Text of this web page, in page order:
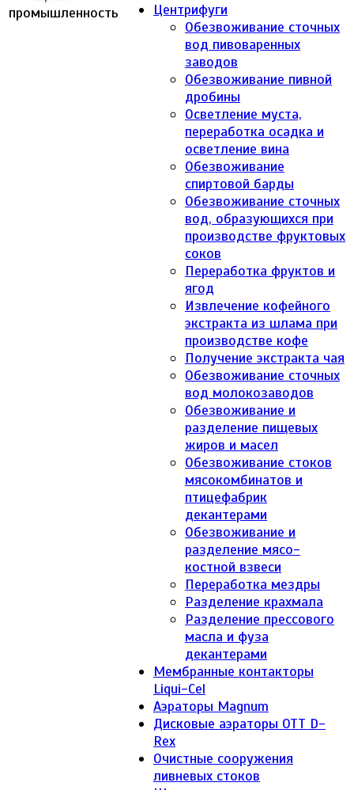
Центрифуги
Обезвоживание сточных
вод пивоваренных
заводов
Обезвоживание пивной
дробины
Осветление муста,
переработка осадка и
осветление вина
Обезвоживание
спиртовой барды
Обезвоживание сточных
вод, образующихся при
производстве фруктовых
соков
Переработка фруктов и
ягод
Извлечение кофейного
экстракта из шлама при
производстве кофе
Получение экстракта чая
Обезвоживание сточных
вод молокозаводов
Обезвоживание и
разделение пищевых
жиров и масел
Обезвоживание стоков
мясокомбинатов и
птицефабрик
декантерами
Обезвоживание и
разделение мясо-
костной взвеси
Переработка мездры
Разделение крахмала
Разделение прессового
масла и фуза
декантерами
Мембранные контакторы
Liqui-Cel
Аэраторы Magnum
Дисковые аэраторы ОТТ D-
Rex
Очистные сооружения
ливневых стоков